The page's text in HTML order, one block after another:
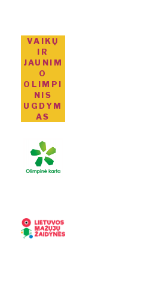
VAIKŲ
IR
JAUNIM
O
OLIMPI
NIS
UGDYM
AS